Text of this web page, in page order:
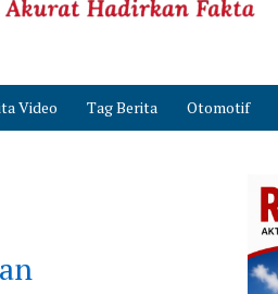
Video Tag Berita Otomotif